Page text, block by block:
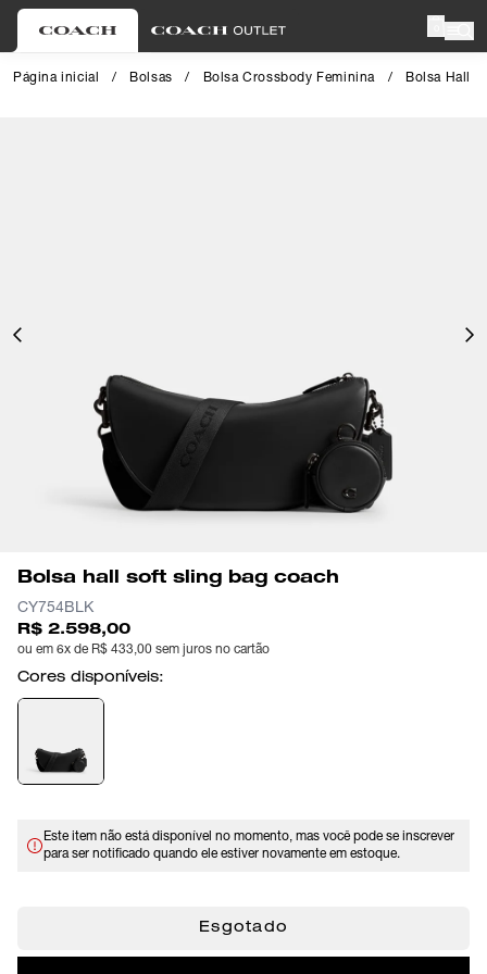
Página inicial / Bolsas / Bolsa Crossbody Feminina / Bolsa Hall
Bolsa hall soft sling bag coach
CY754BLK
R$ 2.598,00
ou em 6x de R$ 433,00 sem juros no cartão
Cores disponíveis:
Este item não está disponível no momento, mas você pode se inscrever
para ser notificado quando ele estiver novamente em estoque.
Esgotado